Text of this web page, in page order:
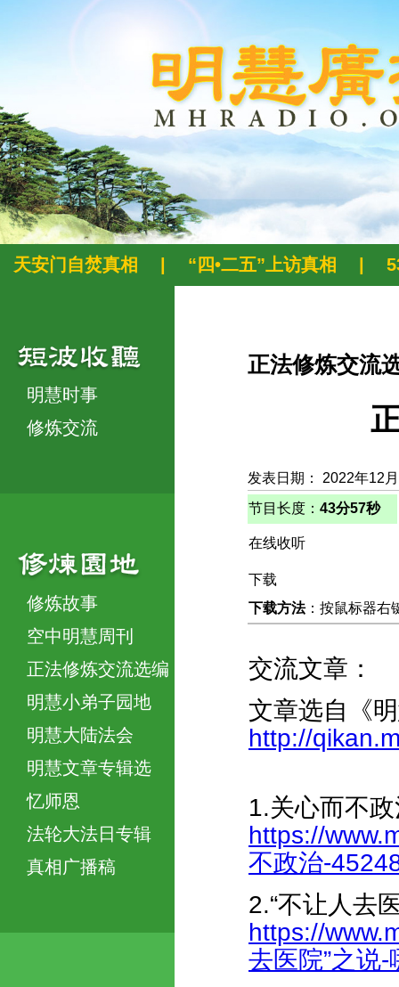
天安门自焚真相 “四•二五”上访真相
明慧时事
修炼交流
修炼故事
空中明慧周刊
正法修炼交流选编
明慧小弟子园地
明慧大陆法会
明慧文章专辑选
忆师恩
法轮大法日专辑
真相广播稿
正法修炼交流
发表日期： 2022年12
节目长度： 43分57秒
在线收听
下载
下载方法：按鼠标器右
交流文章：
文章选自《
http://
1.关心而不
https://
不政治-
2.“不让人去
https://
去医院”之说